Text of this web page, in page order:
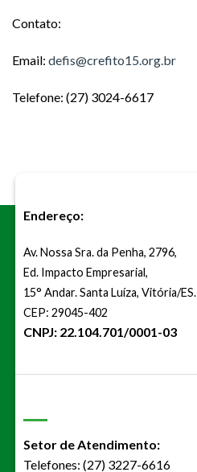
Contato:
Email: defis@crefito15.org.br
Telefone: (27) 3024-6617
Endereço:
Av. Nossa Sra. da Penha, 2796,
Ed. Impacto Empresarial,
15° Andar. Santa Luíza, Vitória/ES.
CEP: 29045-402
CNPJ: 22.104.701/0001-03
Setor de Atendimento:
Telefones: (27) 3227-6616